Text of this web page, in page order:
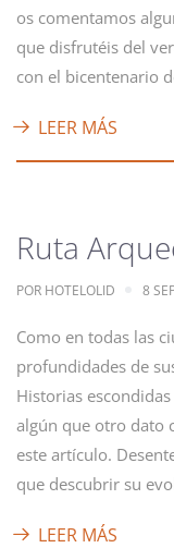
os comentamos
que disfrutéis del
con el bicentenario
LEER MÁS
Ruta
POR HOTELOLID 8
Como en todas las
profundidades de
Historias
algún que otro dato
este artículo.
que descubrir su
LEER MÁS